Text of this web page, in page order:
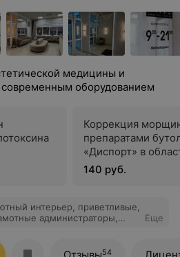
медицины и
оборудованием
Коррекция
препаратами
«Диспорт» в
зоны
140 руб.
интерьер, приветливые,
администраторы,
нужно, для идеального
время себе? Посещаю
Еще
54